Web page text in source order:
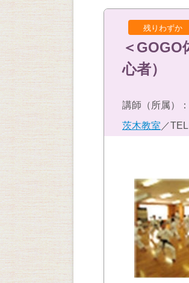
残りわずか
＜
心者）
講師（所属）：
茨木教室 ／TEL